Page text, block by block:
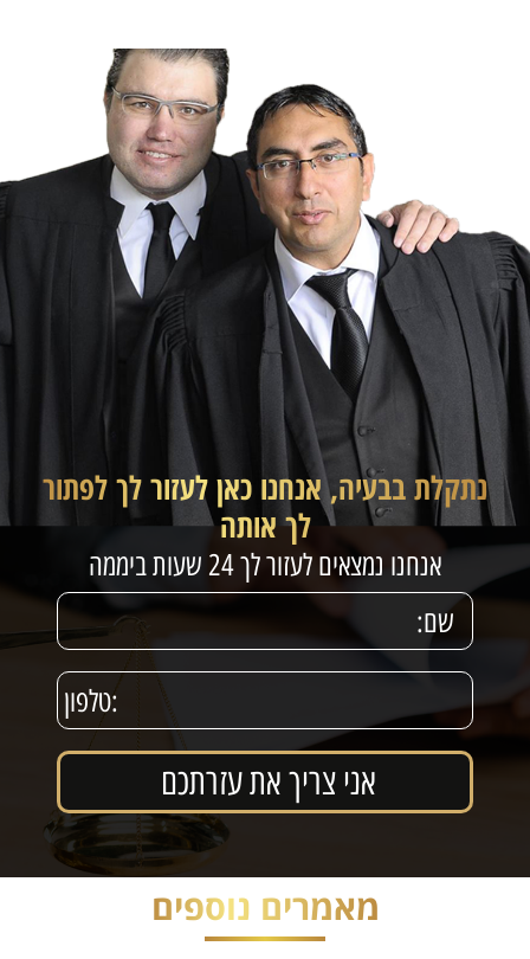
נתקלת בבעיה, אנחנו כאן לעזור לך לפתור
לך אותה
אנחנו נמצאים לעזור לך 24 שעות ביממה
מאמרים נוספים